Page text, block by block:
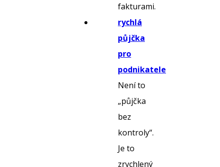
fakturami.
rychlá
půjčka
pro
podnikatele
Není to
„půjčka
bez
kontroly“.
Je to
zrychlený